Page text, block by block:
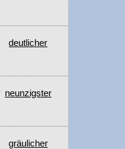
deutlicher
neunzigster
gräulicher